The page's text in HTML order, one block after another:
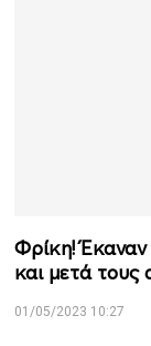
Φρίκη! Έκαναν
και μετά τους
01/05/2023 10:27